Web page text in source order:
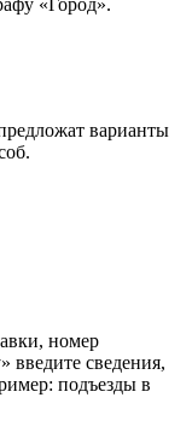
варианты
номер
введите сведения,
подъезды в